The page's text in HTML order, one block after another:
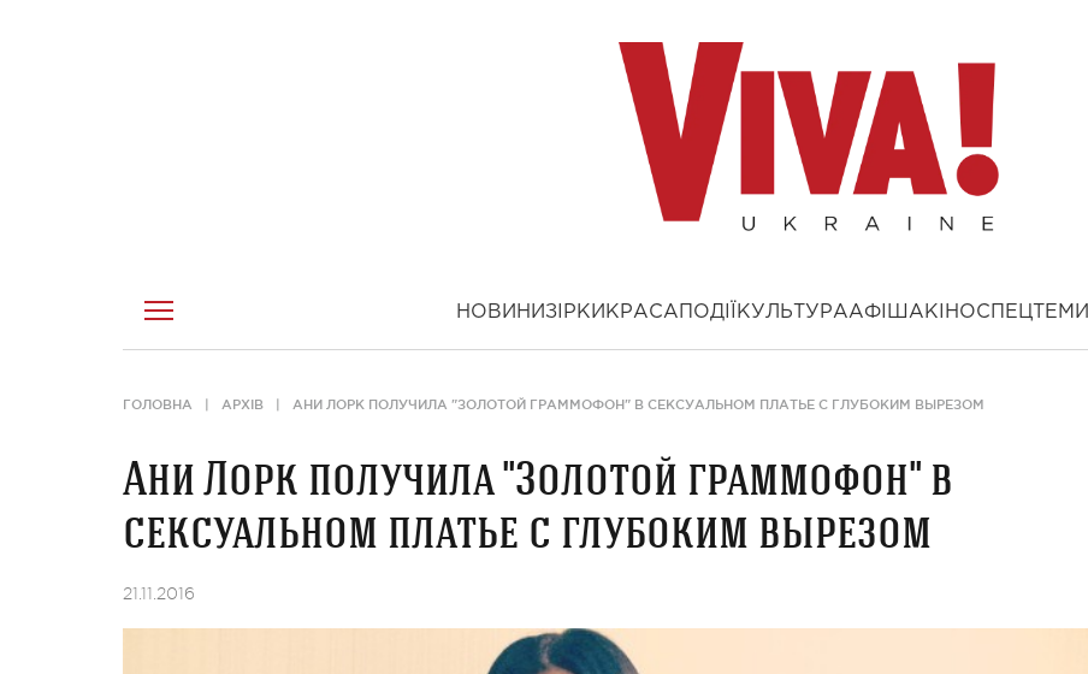
НОВИНИ ЗІРКИ КРАСА ПОДІЇ КУЛЬТУРААФІША КІНОСПЕЦТЕМИ
ГОЛОВНА АРХІВ АНИ ЛОРК ПОЛУЧИЛА "ЗОЛОТОЙ ГРАММОФОН" В СЕКСУАЛЬНОМ ПЛАТЬЕ С ГЛУБОКИМ ВЫРЕЗОМ
Ани Лорк получила "Золотой граммофон" в
сексуальном платье с глубоким вырезом
21.11.2016